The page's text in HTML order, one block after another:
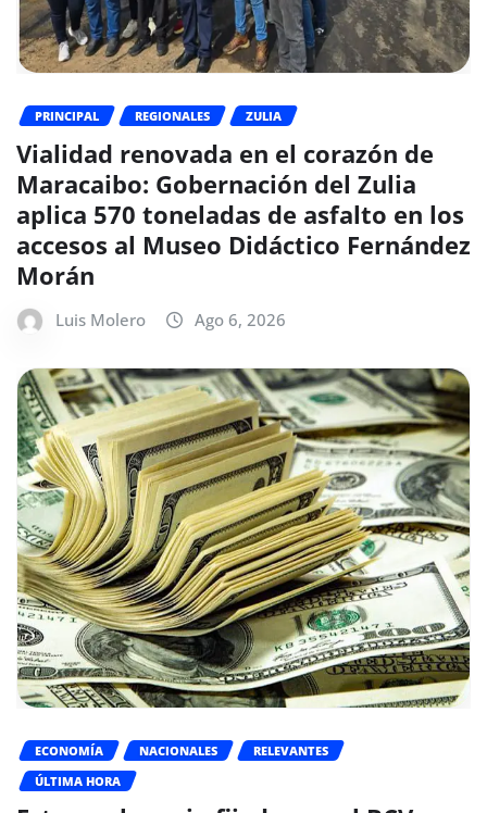
PRINCIPAL REGIONALES ZULIA
Vialidad renovada en el corazón de
Maracaibo: Gobernación del Zulia
aplica 570 toneladas de asfalto en los
accesos al Museo Didáctico Fernández
Morán
Luis Molero Ago 6, 2026
ECONOMÍA NACIONALES
RELEVANTES
ÚLTIMA HORA